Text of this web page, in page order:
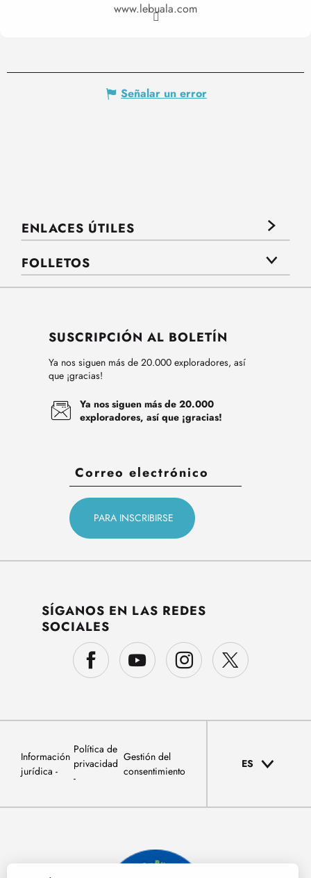
www.lebuala.com
Señalar un error
ENLACES ÚTILES
FOLLETOS
SUSCRIPCIÓN AL BOLETÍN
Ya nos siguen más de 20.000 exploradores, así
que ¡gracias!
Ya nos siguen más de 20.000
exploradores, así que ¡gracias!
SÍGANOS EN LAS REDES
SOCIALES
Información
jurídica
Política de
privacidad
Gestión del
consentimiento
ES